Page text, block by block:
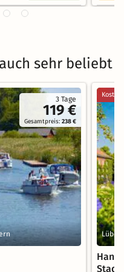
sehr beliebt
3 Tage
119 €
Gesamtpreis:238 €